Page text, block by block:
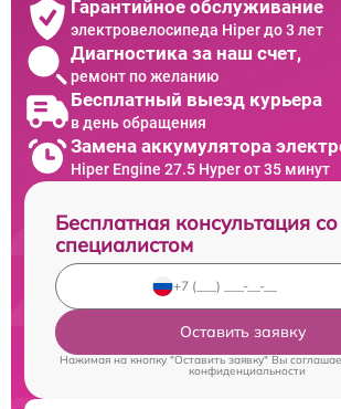
Гарантийное обслуживание
электровелосипеда Hiper до 3 лет
Диагностика за наш счет,
ремонт по желанию
Бесплатный выезд курьера
в день обращения
Замена аккумулятора
Hiper Engine 27.5 Нyper от 35 минут
Бесплатная консультация со
специалистом
Оставить заявку
Нажимая на кнопку "Оставить заявку" Вы
конфиденциальности